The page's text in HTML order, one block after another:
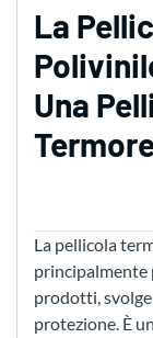
La
Una
La pellicola
principalmente
prodotti,
protezione. È